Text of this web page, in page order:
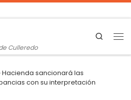
Culleredo
Search
Hacienda sancionará las
con su interpretación